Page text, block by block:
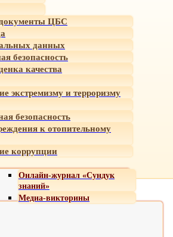
ЦБС
данных
безопасность
качества
экстремизму и терроризму
безопасность
к отопительному
коррупции
Онлайн-журнал «Сундук
знаний»
Медиа-викторины